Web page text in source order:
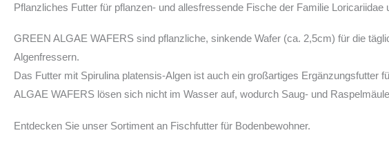
Pflanzliches Futter für pflanzen- und allesfressende Fische der Familie Loricariidae
GREEN ALGAE WAFERS sind pflanzliche, sinkende Wafer (ca. 2,5cm) für die
Algenfressern.
Das Futter mit Spirulina platensis-Algen ist auch ein großartiges
ALGAE WAFERS lösen sich nicht im Wasser auf, wodurch Saug- und
Entdecken Sie unser Sortiment an Fischfutter für Bodenbewohner.